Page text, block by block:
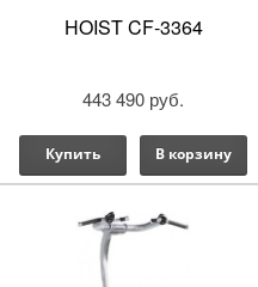
HOIST CF-3364
443 490 руб.
Купить В корзину